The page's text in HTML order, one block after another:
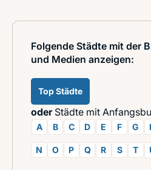
Folgende Städte mit der
und Medien anzeigen:
Top Städte
oderStädte mit
A B C D E F G
N O P Q R S T